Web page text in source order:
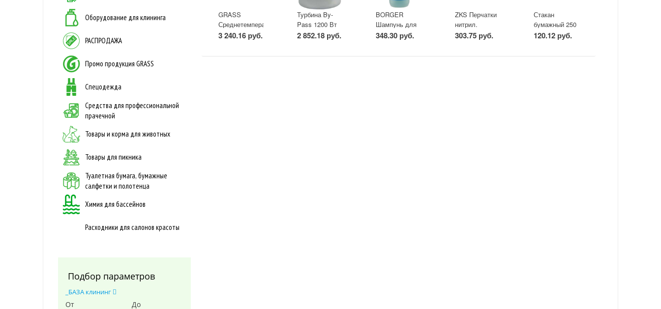
Оборудование для клининга
РАСПРОДАЖА
Промо продукция GRASS
Спецодежда
Средства для профессиональной
прачечной
Товары и корма для животных
Товары для пикника
Туалетная бумага, бумажные
салфетки и полотенца
Химия для бассейнов
Расходники для салонов красоты
Подбор параметров
_БАЗА клининг
От До
GRASS
Среднетемпературный
отбеливатель
(канистра 20 л)
3 240.16 руб.
Турбина By-
Pass 1200 Вт
для сухой и
уборки (30-
2 852.18 руб.
BORGER
Шампунь для
бесконтактной
кг
348.30 руб.
ZKS Перчатки
нитрил.
розовые"Intro
50пар/уп
303.75 руб.
Стакан
бумажный 250
мл 50шт/уп
120.12 руб.